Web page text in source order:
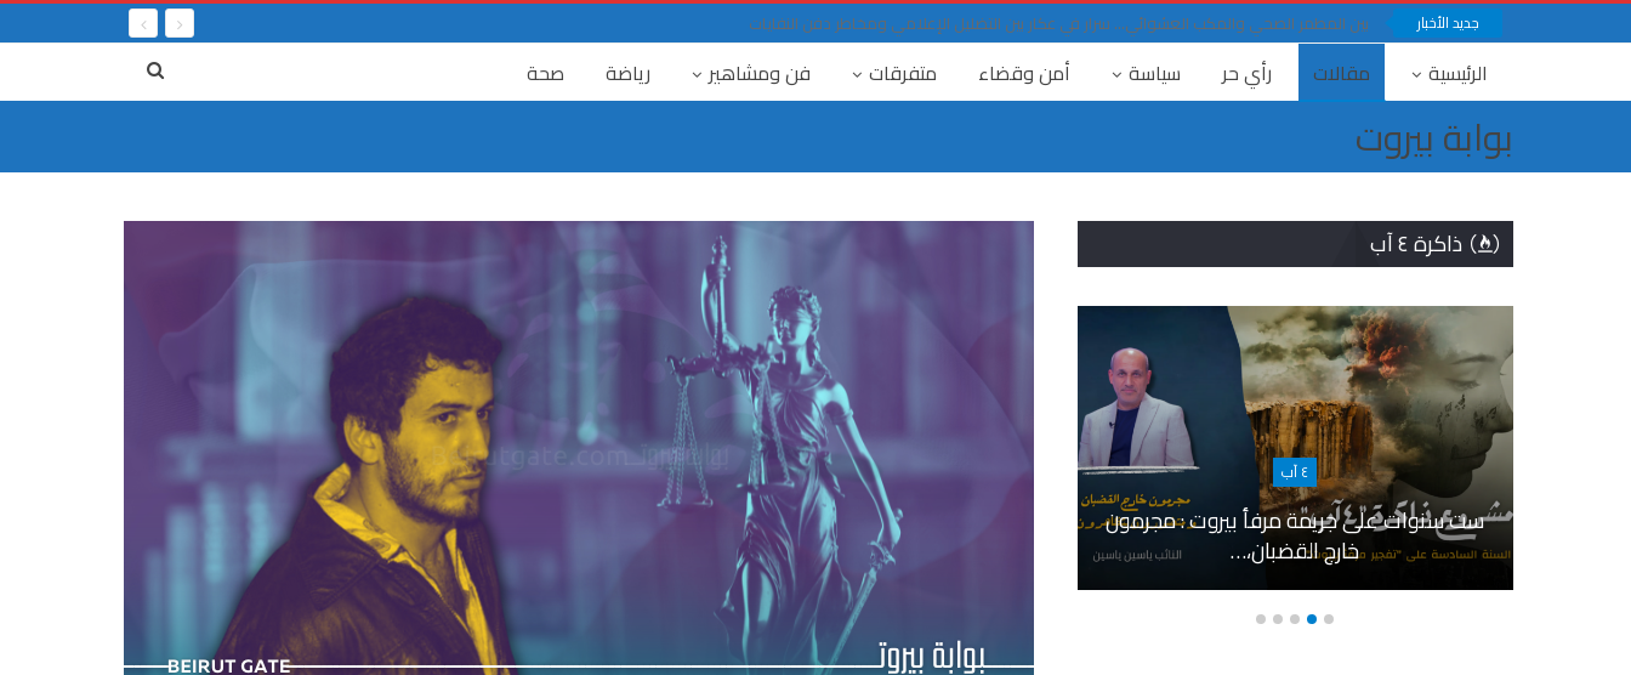
جديد الأخبار بين المطمر الصحي والمكب العشوائي… سرار في عكار بين التضليل الإعلامي ومخاطر دفن النفايات
الرئيسية مقالات رأي حر سياسة أمن وقضاء متفرقات فن ومشاهير رياضة صحة
بوابة بيروت
ذاكرة ٤ آب
٤ آب
ست سنوات على جريمة مرفأ بيروت : مجرمون
خارج القضبان،…
٤ آب
هل يتحمل ماكرون مسؤولية إسقاط الحقيقة
في تفجير مرفأ بيروت؟
٤ آب
الرابع من آب… حين انفجرت الدولة قبل أن
ينفجر المرفأ